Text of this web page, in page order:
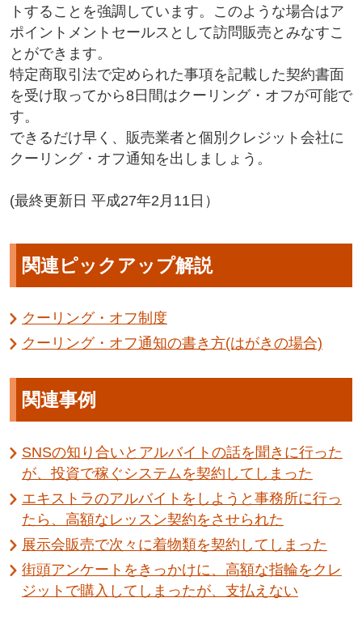
トすることを強調しています。このような場合はア
ポイントメントセールスとして訪問販売とみなすこ
とができます。
特定商取引法で定められた事項を記載した契約書面
を受け取ってから8日間はクーリング・オフが可能で
す。
できるだけ早く、販売業者と個別クレジット会社に
クーリング・オフ通知を出しましょう。
(最終更新日 平成27年2月11日）
関連ピックアップ解説
クーリング・オフ制度
クーリング・オフ通知の書き方(はがきの場合)
関連事例
SNSの知り合いとアルバイトの話を聞きに行った
が、投資で稼ぐシステムを契約してしまった
エキストラのアルバイトをしようと事務所に行っ
たら、高額なレッスン契約をさせられた
展示会販売で次々に着物類を契約してしまった
街頭アンケートをきっかけに、高額な指輪をクレ
ジットで購入してしまったが、支払えない